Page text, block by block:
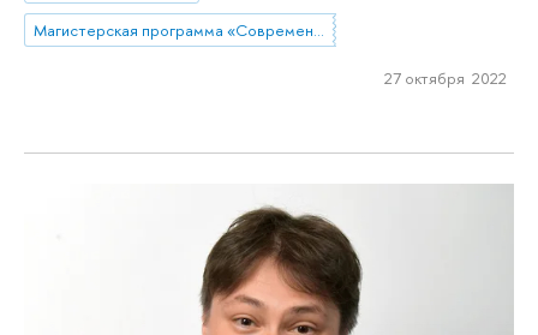
Магистерская программа «Современная журналистика»
27 октября 2022